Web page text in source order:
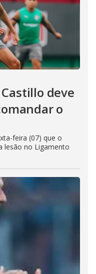
deve
o
feira (07) que o
lesão no Ligamento